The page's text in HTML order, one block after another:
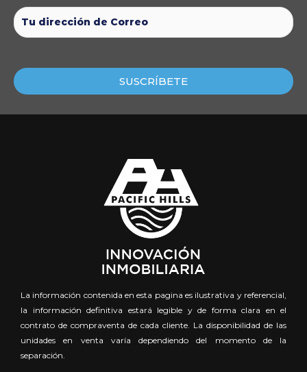
La información contenida en esta pagina es ilustrativa y referencial,
la información definitiva estará legible y de forma clara en el
contrato de compraventa de cada cliente. La disponibilidad de las
unidades en venta varía dependiendo del momento de la
separación.